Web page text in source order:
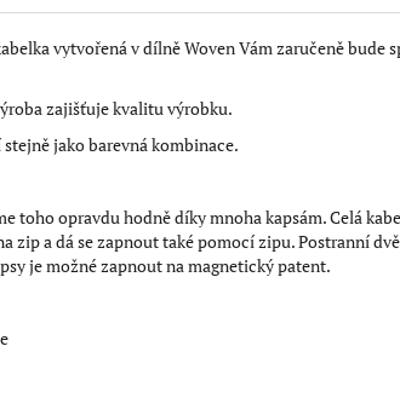
vytvořená v dílně Woven Vám zaručeně bude
zajišťuje kvalitu výrobku.
jako barevná kombinace.
toho opravdu hodně díky mnoha kapsám. Celá
zip a dá se zapnout také pomocí zipu. Postranní
je možné zapnout na magnetický patent.